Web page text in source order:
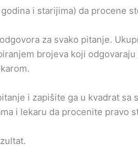
i starijima) da procene
za svako pitanje.
brojeva koji odgovaraju
i zapišite ga u kvadrat sa
i lekaru da procenite pravo